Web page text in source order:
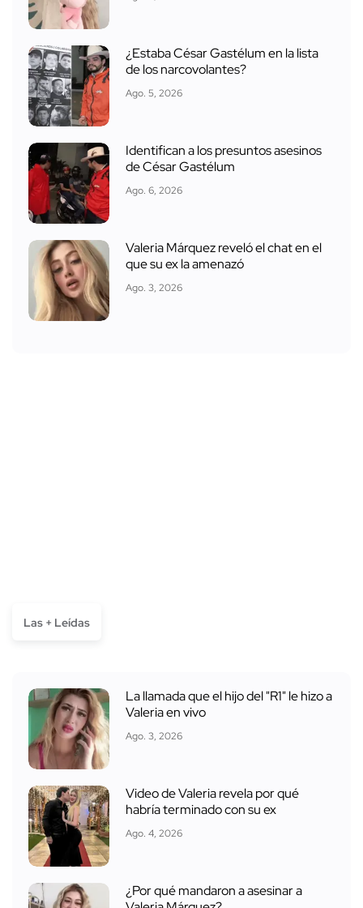
¿Estaba César Gastélum en la lista
de los narcovolantes?
Ago. 5, 2026
Identifican a los presuntos asesinos
de César Gastélum
Ago. 6, 2026
Valeria Márquez reveló el chat en el
que su ex la amenazó
Ago. 3, 2026
Las + Leídas
La llamada que el hijo del "R1" le hizo a
Valeria en vivo
Ago. 3, 2026
Video de Valeria revela por qué
habría terminado con su ex
Ago. 4, 2026
¿Por qué mandaron a asesinar a